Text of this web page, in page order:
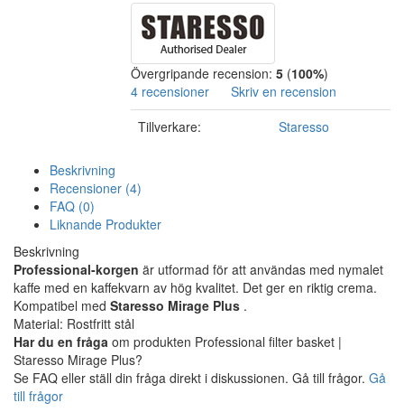
Övergripande recension: 5 (100%)
4 recensioner
Skriv en recension
Tillverkare:
Staresso
Beskrivning
Recensioner (4)
FAQ (0)
Liknande Produkter
Beskrivning
Professional-korgen är utformad för att användas med nymalet
kaffe med en kaffekvarn av hög kvalitet. Det ger en riktig crema.
Kompatibel med Staresso Mirage Plus .
Material: Rostfritt stål
Har du en fråga om produkten Professional filter basket |
Staresso Mirage Plus?
Se FAQ eller ställ din fråga direkt i diskussionen. Gå till frågor. Gå
till frågor